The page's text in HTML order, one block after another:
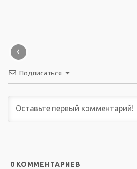
‹
Подписаться
0 КОММЕНТАРИЕВ